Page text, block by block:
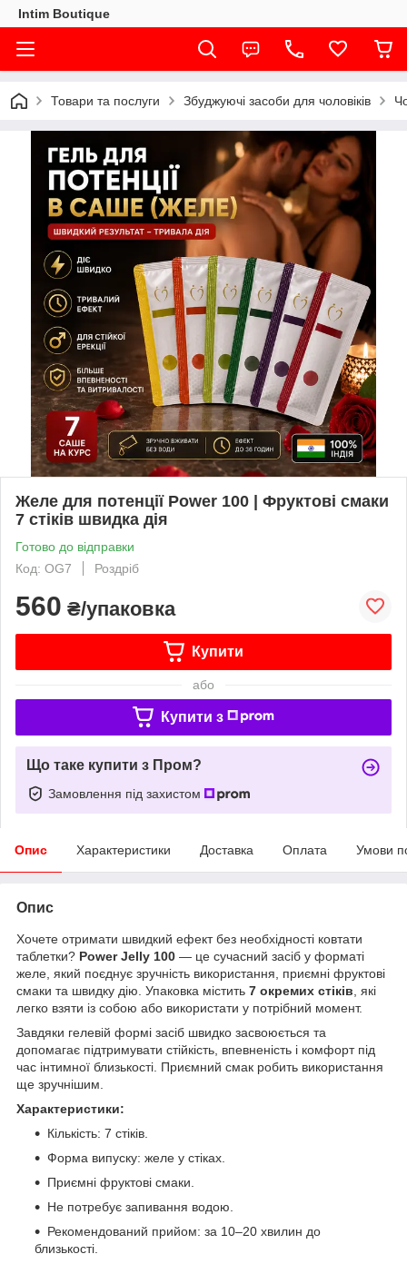
Intim Boutique
Товари та послуги Збуджуючі засоби для чоловіків
Желе для потенції Power 100 | Фруктові смаки
7 стіків швидка дія
Готово до відправки
Код: OG7
Роздріб
560 ₴/упаковка
Купити
або
Купити з
Що таке купити з Пром?
Замовлення під захистом
Опис Характеристики Доставка Оплата Умови
Опис
Хочете отримати швидкий ефект без необхідності ковтати
таблетки? Power Jelly 100 — це сучасний засіб у форматі
желе, який поєднує зручність використання, приємні фруктові
смаки та швидку дію. Упаковка містить 7 окремих стіків , які
легко взяти із собою або використати у потрібний момент.
Завдяки гелевій формі засіб швидко засвоюється та
допомагає підтримувати стійкість, впевненість і комфорт під
час інтимної близькості. Приємний смак робить використання
ще зручнішим.
Характеристики:
Кількість: 7 стіків.
Форма випуску: желе у стіках.
Приємні фруктові смаки.
Не потребує запивання водою.
Рекомендований прийом: за 10–20 хвилин до
близькості.